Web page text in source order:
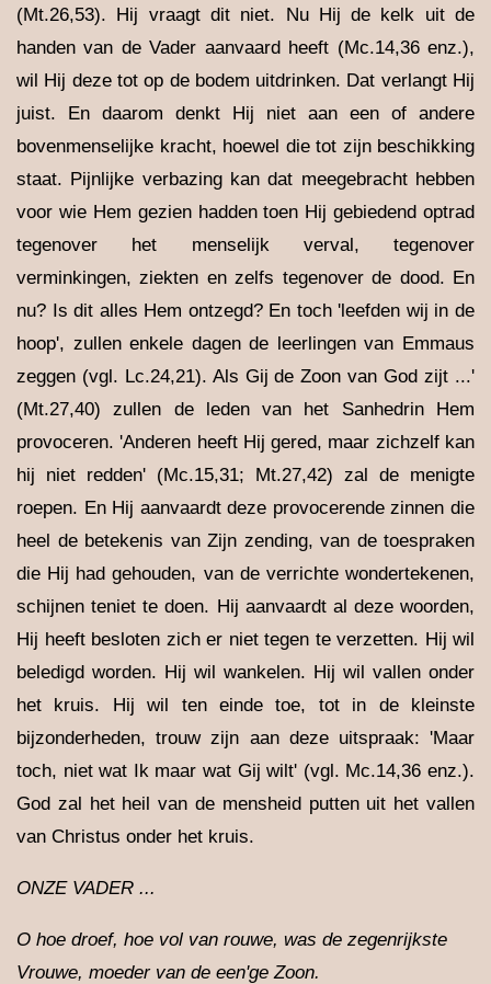
(Mt.26,53). Hij vraagt dit niet. Nu Hij de kelk uit de
handen van de Vader aanvaard heeft (Mc.14,36 enz.),
wil Hij deze tot op de bodem uitdrinken. Dat verlangt Hij
juist. En daarom denkt Hij niet aan een of andere
bovenmenselijke kracht, hoewel die tot zijn beschikking
staat. Pijnlijke verbazing kan dat meegebracht hebben
voor wie Hem gezien hadden toen Hij gebiedend optrad
tegenover het menselijk verval, tegenover
verminkingen, ziekten en zelfs tegenover de dood. En
nu? Is dit alles Hem ontzegd? En toch 'leefden wij in de
hoop', zullen enkele dagen de leerlingen van Emmaus
zeggen (vgl. Lc.24,21). Als Gij de Zoon van God zijt ...'
(Mt.27,40) zullen de leden van het Sanhedrin Hem
provoceren. 'Anderen heeft Hij gered, maar zichzelf kan
hij niet redden' (Mc.15,31; Mt.27,42) zal de menigte
roepen. En Hij aanvaardt deze provocerende zinnen die
heel de betekenis van Zijn zending, van de toespraken
die Hij had gehouden, van de verrichte wondertekenen,
schijnen teniet te doen. Hij aanvaardt al deze woorden,
Hij heeft besloten zich er niet tegen te verzetten. Hij wil
beledigd worden. Hij wil wankelen. Hij wil vallen onder
het kruis. Hij wil ten einde toe, tot in de kleinste
bijzonderheden, trouw zijn aan deze uitspraak: 'Maar
toch, niet wat Ik maar wat Gij wilt' (vgl. Mc.14,36 enz.).
God zal het heil van de mensheid putten uit het vallen
van Christus onder het kruis.
ONZE VADER ...
O hoe droef, hoe vol van rouwe, was de zegenrijkste
Vrouwe, moeder van de een'ge Zoon.